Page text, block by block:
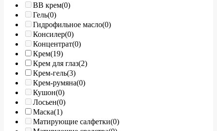
BB крем(0)
Гель(0)
Гидрофильное масло(0)
Консилер(0)
Концентрат(0)
Крем(19)
Крем для глаз(2)
Крем-гель(3)
Крем-румяна(0)
Кушон(0)
Лосьен(0)
Маска(1)
Матирующие салфетки(0)